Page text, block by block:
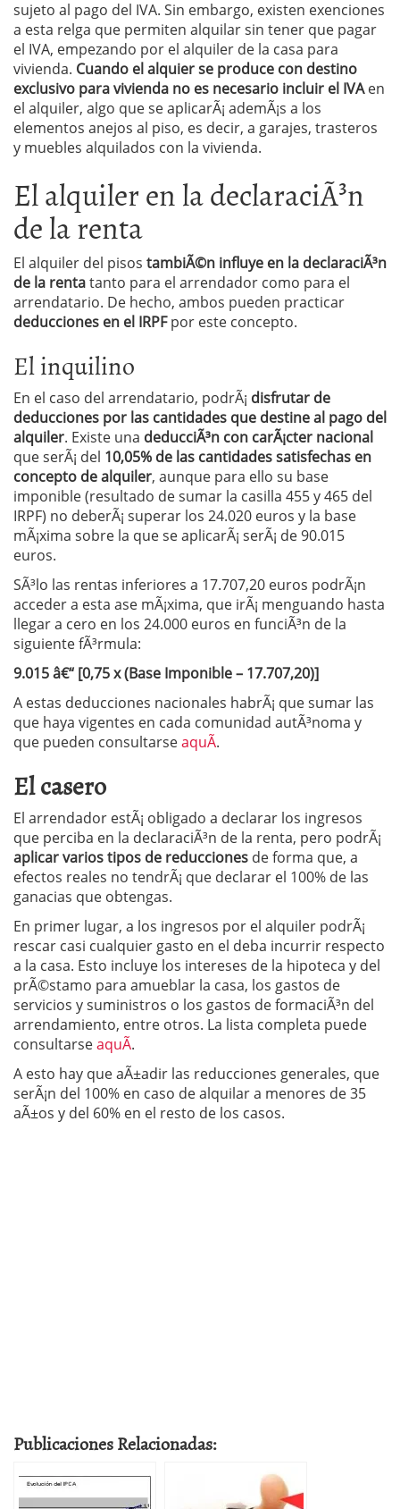
sujeto al pago del IVA. Sin embargo, existen exenciones
a esta relga que permiten alquilar sin tener que pagar
el IVA, empezando por el alquiler de la casa para
vivienda. Cuando el alquier se produce con destino
exclusivo para vivienda no es necesario incluir el IVAen
el alquiler, algo que se aplicarÃ¡ ademÃ¡s a los
elementos anejos al piso, es decir, a garajes, trasteros
y muebles alquilados con la vivienda.
El alquiler en la declaraciÃ³n
de la renta
El alquiler del pisos tambiÃ©n influye en la declaraciÃ³n
de la rentatanto para el arrendador como para el
arrendatario. De hecho, ambos pueden practicar
deducciones en el IRPFpor este concepto.
El inquilino
En el caso del arrendatario, podrÃ¡ disfrutar de
deducciones por las cantidades que destine al pago del
alquiler. Existe una deducciÃ³n con carÃ¡cter nacional
que serÃ¡ del 10,05% de las cantidades satisfechas en
concepto de alquiler, aunque para ello su base
imponible (resultado de sumar la casilla 455 y 465 del
IRPF) no deberÃ¡ superar los 24.020 euros y la base
mÃ¡xima sobre la que se aplicarÃ¡ serÃ¡ de 90.015
euros.
SÃ³lo las rentas inferiores a 17.707,20 euros podrÃ¡n
acceder a esta ase mÃ¡xima, que irÃ¡ menguando hasta
llegar a cero en los 24.000 euros en funciÃ³n de la
siguiente fÃ³rmula:
9.015 â€“ [0,75 x (Base Imponible – 17.707,20)]
A estas deducciones nacionales habrÃ¡ que sumar las
que haya vigentes en cada comunidad autÃ³noma y
que pueden consultarseaquÃ­.
El casero
El arrendador estÃ¡ obligado a declarar los ingresos
que perciba en la declaraciÃ³n de la renta, pero podrÃ¡
aplicar varios tipos de reducciones de forma que, a
efectos reales no tendrÃ¡ que declarar el 100% de las
ganacias que obtengas.
En primer lugar, a los ingresos por el alquiler podrÃ¡
rescar casi cualquier gasto en el deba incurrir respecto
a la casa. Esto incluye los intereses de la hipoteca y del
prÃ©stamo para amueblar la casa, los gastos de
servicios y suministros o los gastos de formaciÃ³n del
arrendamiento, entre otros. La lista completa puede
consultarseaquÃ­.
A esto hay que aÃ±adir las reducciones generales, que
serÃ¡n del 100% en caso de alquilar a menores de 35
aÃ±os y del 60% en el resto de los casos.
Publicaciones Relacionadas: